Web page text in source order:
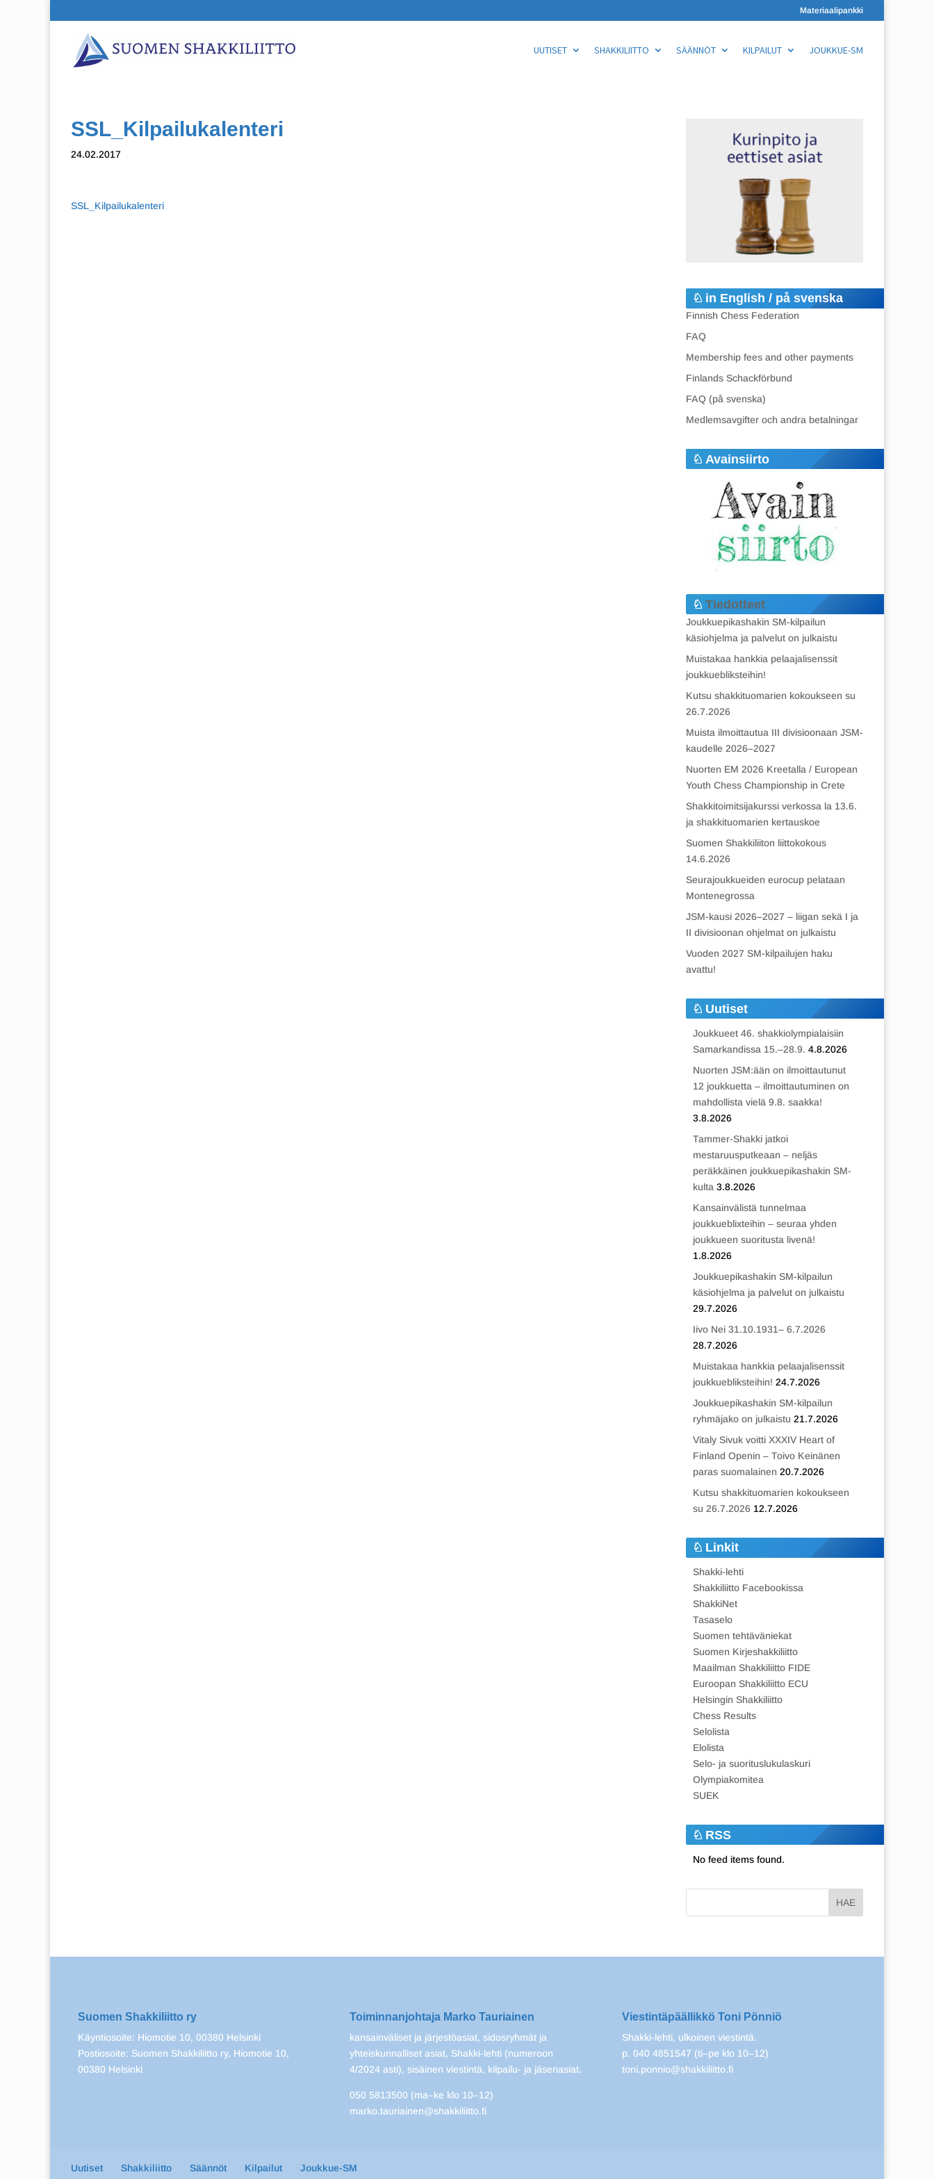
Materiaalipankki
UUTISET SHAKKILIITTO SÄÄNNÖT KILPAILUT JOUKKUE-SM
SSL_Kilpailukalenteri
24.02.2017
SSL_Kilpailukalenteri
in English / på svenska
Finnish Chess Federation
FAQ
Membership fees and other payments
Finlands Schackförbund
FAQ (på svenska)
Medlemsavgifter och andra betalningar
Avainsiirto
Tiedotteet
Joukkuepikashakin SM-kilpailun
käsiohjelma ja palvelut on julkaistu
Muistakaa hankkia pelaajalisenssit
joukkuebliksteihin!
Kutsu shakkituomarien kokoukseen su
26.7.2026
Muista ilmoittautua III divisioonaan JSM-
kaudelle 2026–2027
Nuorten EM 2026 Kreetalla / European
Youth Chess Championship in Crete
Shakkitoimitsijakurssi verkossa la 13.6.
ja shakkituomarien kertauskoe
Suomen Shakkiliiton liittokokous
14.6.2026
Seurajoukkueiden eurocup pelataan
Montenegrossa
JSM-kausi 2026–2027 – liigan sekä I ja
II divisioonan ohjelmat on julkaistu
Vuoden 2027 SM-kilpailujen haku
avattu!
Uutiset
Joukkueet 46. shakkiolympialaisiin
Samarkandissa 15.–28.9. 4.8.2026
Nuorten JSM:ään on ilmoittautunut
12 joukkuetta – ilmoittautuminen on
mahdollista vielä 9.8. saakka!
3.8.2026
Tammer-Shakki jatkoi
mestaruusputkeaan – neljäs
peräkkäinen joukkuepikashakin SM-
kulta 3.8.2026
Kansainvälistä tunnelmaa
joukkueblixteihin – seuraa yhden
joukkueen suoritusta livenä!
1.8.2026
Joukkuepikashakin SM-kilpailun
käsiohjelma ja palvelut on julkaistu
29.7.2026
Iivo Nei 31.10.1931– 6.7.2026
28.7.2026
Muistakaa hankkia pelaajalisenssit
joukkuebliksteihin! 24.7.2026
Joukkuepikashakin SM-kilpailun
ryhmäjako on julkaistu 21.7.2026
Vitaly Sivuk voitti XXXIV Heart of
Finland Openin – Toivo Keinänen
paras suomalainen 20.7.2026
Kutsu shakkituomarien kokoukseen
su 26.7.2026 12.7.2026
Linkit
Shakki-lehti
Shakkiliitto Facebookissa
ShakkiNet
Tasaselo
Suomen tehtäväniekat
Suomen Kirjeshakkiliitto
Maailman Shakkiliitto FIDE
Euroopan Shakkiliitto ECU
Helsingin Shakkiliitto
Chess Results
Selolista
Elolista
Selo- ja suorituslukulaskuri
Olympiakomitea
SUEK
RSS
No feed items found.
Suomen Shakkiliitto ry
Käyntiosoite: Hiomotie 10, 00380 Helsinki
Postiosoite: Suomen Shakkiliitto ry, Hiomotie 10,
00380 Helsinki
Toiminnanjohtaja Marko Tauriainen
kansainväliset ja järjestöasiat, sidosryhmät ja
yhteiskunnalliset asiat, Shakki-lehti (numeroon
4/2024 asti), sisäinen viestintä, kilpailu- ja jäsenasiat.
050 5813500 (ma–ke klo 10–12)
marko.tauriainen@shakkiliitto.fi
Viestintäpäällikkö Toni Pönniö
Shakki-lehti, ulkoinen viestintä.
p. 040 4851547 (ti–pe klo 10–12)
toni.ponnio@shakkiliitto.fi
Uutiset Shakkiliitto Säännöt Kilpailut Joukkue-SM